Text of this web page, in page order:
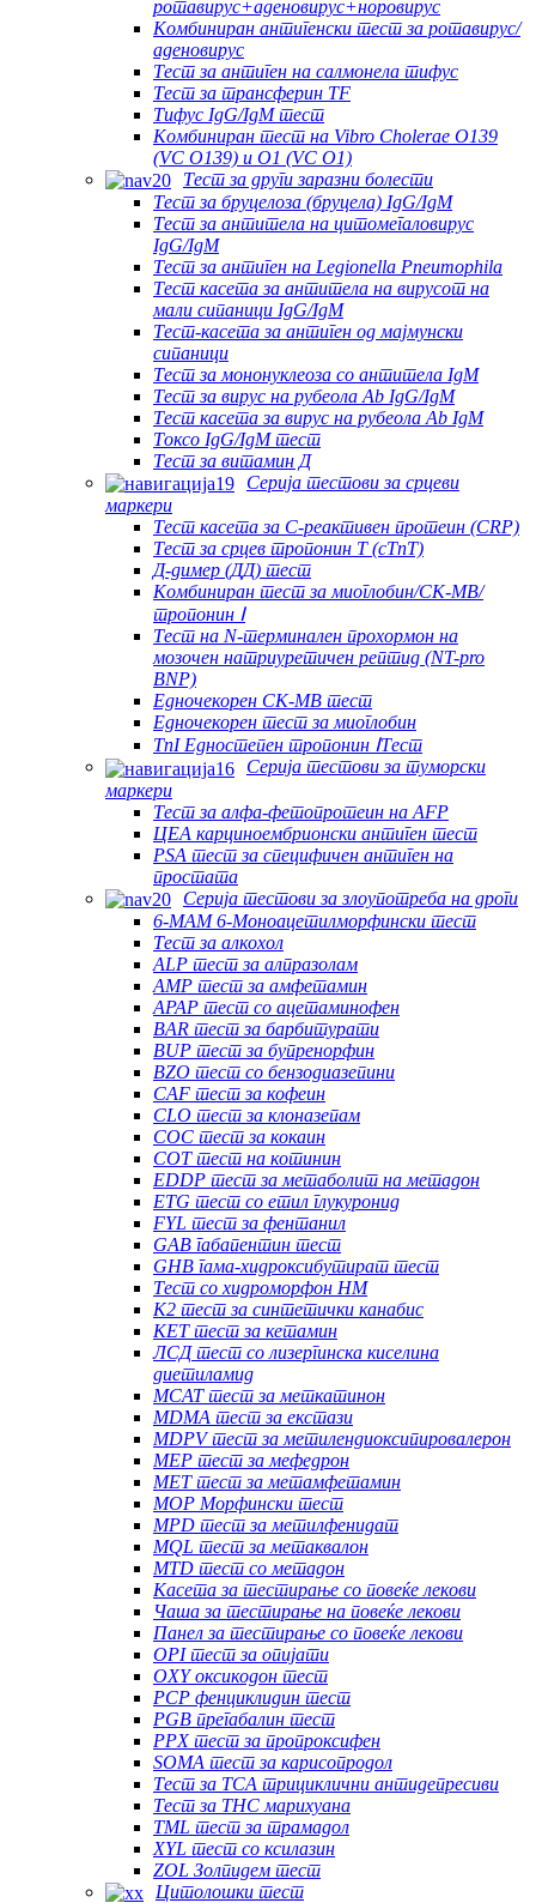
ротавирус+аденовирус+норовирус
Комбиниран антигенски тест за ротавирус/
аденовирус
Тест за антиген на салмонела тифус
Тест за трансферин TF
Тифус IgG/IgM тест
Комбиниран тест на Vibro Cholerae O139
(VC O139) и O1 (VC O1)
Тест за други заразни болести
Тест за бруцелоза (бруцела) IgG/IgM
Тест за антитела на цитомегаловирус
IgG/IgM
Тест за антиген на Legionella Pneumophila
Тест касета за антитела на вирусот на
мали сипаници IgG/IgM
Тест-касета за антиген од мајмунски
сипаници
Тест за мононуклеоза со антитела IgM
Тест за вирус на рубеола Ab IgG/IgM
Тест касета за вирус на рубеола Ab IgM
Токсо IgG/IgM тест
Тест за витамин Д
Серија тестови за срцеви
маркери
Тест касета за C-реактивен протеин (CRP)
Тест за срцев тропонин Т (cTnT)
Д-димер (ДД) тест
Комбиниран тест за миоглобин/CK-MB/
тропонин Ⅰ
Тест на N-терминален прохормон на
мозочен натриуретичен рептид (NT-pro
BNP)
Едночекорен CK-MB тест
Едночекорен тест за миоглобин
TnI Едностепен тропонин ⅠТест
Серија тестови за туморски
маркери
Тест за алфа-фетопротеин на AFP
ЦЕА карциноембрионски антиген тест
PSA тест за специфичен антиген на
простата
Серија тестови за злоупотреба на дроги
6-MAM 6-Моноацетилморфински тест
Тест за алкохол
ALP тест за алпразолам
AMP тест за амфетамин
APAP тест со ацетаминофен
BAR тест за барбитурати
BUP тест за бупренорфин
BZO тест со бензодиазепини
CAF тест за кофеин
CLO тест за клоназепам
COC тест за кокаин
COT тест на котинин
EDDP тест за метаболит на метадон
ETG тест со етил глукуронид
FYL тест за фентанил
GAB габапентин тест
GHB гама-хидроксибутират тест
Тест со хидроморфон HM
К2 тест за синтетички канабис
KET тест за кетамин
ЛСД тест со лизергинска киселина
диетиламид
MCAT тест за меткатинон
MDMA тест за екстази
MDPV тест за метилендиоксипировалерон
MEP тест за мефедрон
MET тест за метамфетамин
MOP Морфински тест
MPD тест за метилфенидат
MQL тест за метаквалон
MTD тест со метадон
Касета за тестирање со повеќе лекови
Чаша за тестирање на повеќе лекови
Панел за тестирање со повеќе лекови
OPI тест за опијати
OXY оксикодон тест
PCP фенциклидин тест
PGB прегабалин тест
PPX тест за пропроксифен
SOMA тест за карисопродол
Тест за TCA трициклични антидепресиви
Тест за THC марихуана
TML тест за трамадол
XYL тест со ксилазин
ZOL Золпидем тест
Цитолошки тест